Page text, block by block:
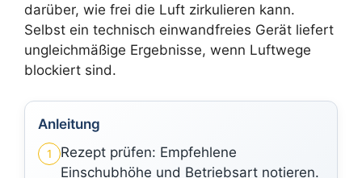
darüber, wie frei die Luft zirkulieren kann.
Selbst ein technisch einwandfreies Gerät liefert
ungleichmäßige Ergebnisse, wenn Luftwege
blockiert sind.
Anleitung
1
Rezept prüfen: Empfehlene
Einschubhöhe und Betriebsart notieren.